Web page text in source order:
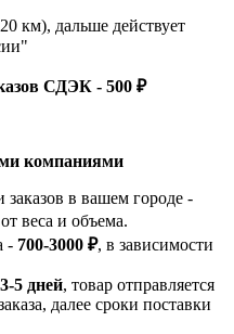
км), дальше действует
СДЭК - 500 ₽
компаниями
заказов в вашем городе -
веса и объема.
- 700-3000 ₽, в зависимости
5 дней, товар отправляется
далее сроки поставки